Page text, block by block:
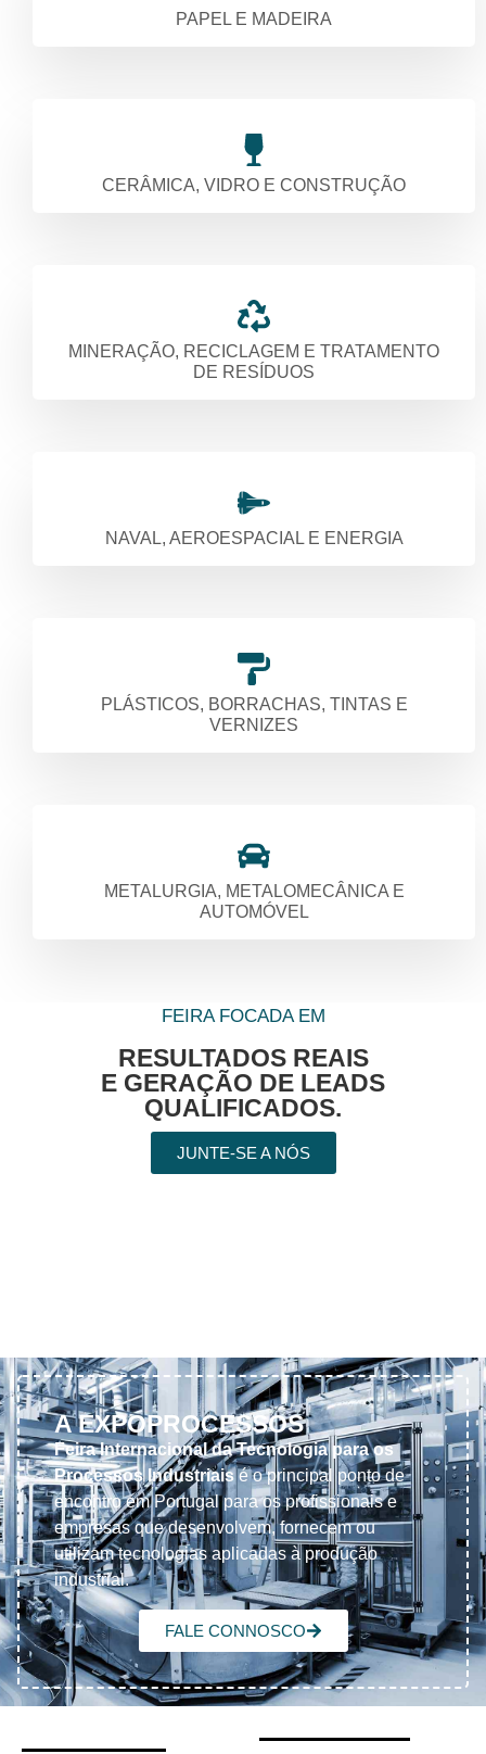
PAPEL E MADEIRA
CERÂMICA, VIDRO E CONSTRUÇÃO
MINERAÇÃO, RECICLAGEM E TRATAMENTO
DE RESÍDUOS
NAVAL, AEROESPACIAL E ENERGIA
PLÁSTICOS, BORRACHAS, TINTAS E
VERNIZES
METALURGIA, METALOMECÂNICA E
AUTOMÓVEL
FEIRA FOCADA EM
RESULTADOS REAIS
E GERAÇÃO DE LEADS
QUALIFICADOS.
JUNTE-SE A NÓS
A EXPOPROCESSOS
Feira Internacional da Tecnologia para os
Processos Industriais é o principal ponto de
encontro em Portugal para os profissionais e
empresas que desenvolvem, fornecem ou
utilizam tecnologias aplicadas à produção
industrial.
FALE CONNOSCO